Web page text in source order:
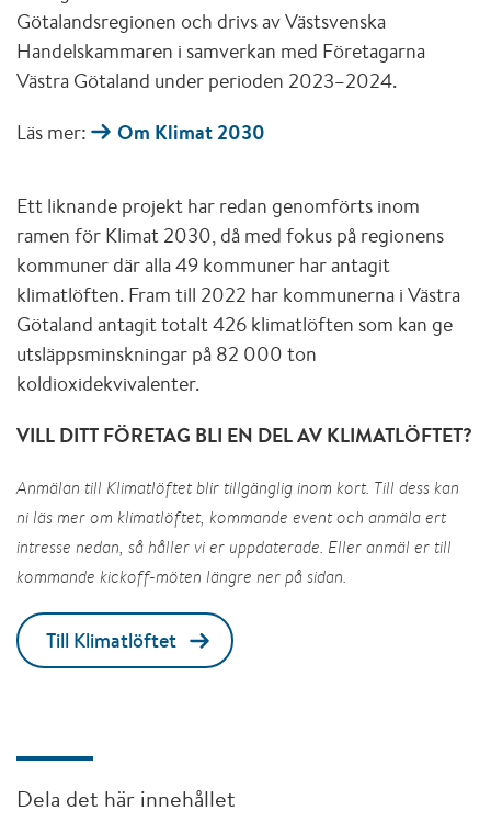
Dela det här innehållet
Götalandsregionen och drivs av Västsvenska
Handelskammaren i samverkan med Företagarna
Västra Götaland under perioden 2023–2024.
Läs mer:
Om Klimat 2030
Ett liknande projekt har redan genomförts inom
ramen för Klimat 2030, då med fokus på regionens
kommuner där alla 49 kommuner har antagit
klimatlöften. Fram till 2022 har kommunerna i Västra
Götaland antagit totalt 426 klimatlöften som kan ge
utsläppsminskningar på 82 000 ton
koldioxidekvivalenter.
VILL DITT FÖRETAG BLI EN DEL AV KLIMATLÖFTET?
Anmälan till Klimatlöftet blir tillgänglig inom kort. Till dess kan
ni läs mer om klimatlöftet, kommande event och anmäla ert
intresse nedan, så håller vi er uppdaterade. Eller anmäl er till
kommande kickoff-möten längre ner på sidan.
Till Klimatlöftet